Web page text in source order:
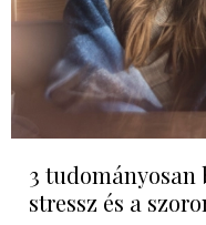
3
stressz és a